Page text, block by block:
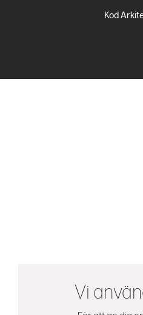
Vi
Kod